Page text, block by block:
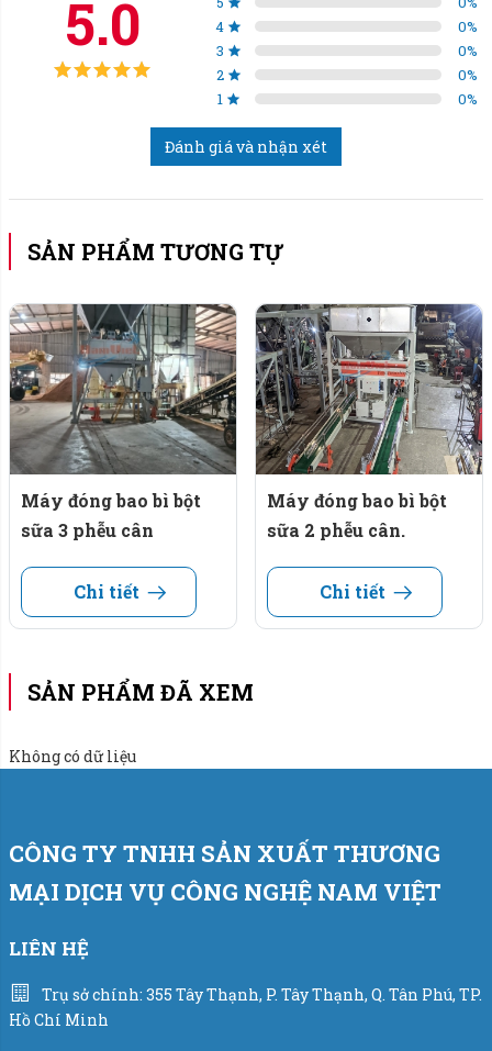
liệu vào bao, được làm bằng Inox 304 (đảm bảo vệ
sinh thực phẩm).
Khung hộp bảo vệ: Sắt CT3 sơn tĩnh điện hoặc Inox
304 (tùy chọn).
Hệ thống kẹp và giữ bao: Inox 304, đai giữ bao
Khối lượng đóng bao: 5kg - 25kg.
Năng suất đóng bao đạt: 300 bao/giờ.
Sai số định lượng: +/- 20g.
Nguồn điện sử dụng: 220V/50Hz/3phase.
Hệ điều khiển: PLC và màn hình HMI.
nhỏ nằm trong phạm vi chấp nhận được không gây thiệt
Thiết bị điện trong máy:
Đức.
Bộ chỉ thị cân điện tử (đầu cân): W100 hãng
Cảm biến lực load cell hãng VMC - USA.
5.0
4
0%
3
0%
2
0%
1
0%
Đánh giá và nhận xét
SẢN PHẨM TƯƠNG TỰ
Máy đóng bao bì bột
sữa 3 phễu cân
Chi tiết
Máy đóng bao bì bột
sữa 2 phễu cân.
Chi tiết
SẢN PHẨM ĐÃ XEM
Không có dữ liệu
CÔNG TY TNHH SẢN XUẤT THƯƠNG
MẠI DỊCH VỤ CÔNG NGHỆ NAM VIỆT
LIÊN HỆ
Trụ sở chính: 355 Tây Thạnh, P. Tây Thạnh, Q. Tân Phú, TP.
Hồ Chí Minh